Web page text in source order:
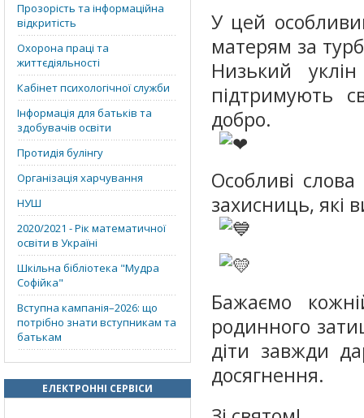
Прозорість та інформаційна
відкритість
Охорона праці та
життєдіяльності
Кабінет психологічної служби
Інформація для батьків та
здобувачів освіти
Протидія булінгу
Організація харчування
НУШ
2020/2021 - Рік математичної
освіти в Україні
Шкільна бібліотека "Мудра
Софійка"
Вступна кампанія–2026: що
потрібно знати вступникам та
батькам
ЕЛЕКТРОННІ СЕРВІСИ
У цей
матерям за
Низький
підтримують
добро.
Особливі
захисниць, які
Бажаємо
родинного
діти завжди
досягнення.